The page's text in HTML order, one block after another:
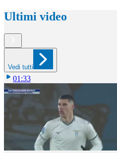
Ultimi video
Vedi tutti
01:33